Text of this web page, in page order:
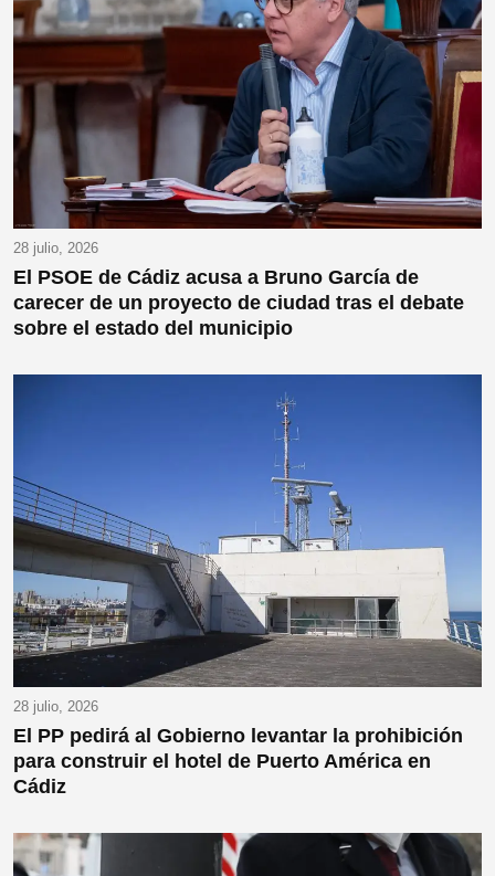
28 julio, 2026
El PSOE de Cádiz acusa a Bruno García de
carecer de un proyecto de ciudad tras el debate
sobre el estado del municipio
28 julio, 2026
El PP pedirá al Gobierno levantar la prohibición
para construir el hotel de Puerto América en
Cádiz